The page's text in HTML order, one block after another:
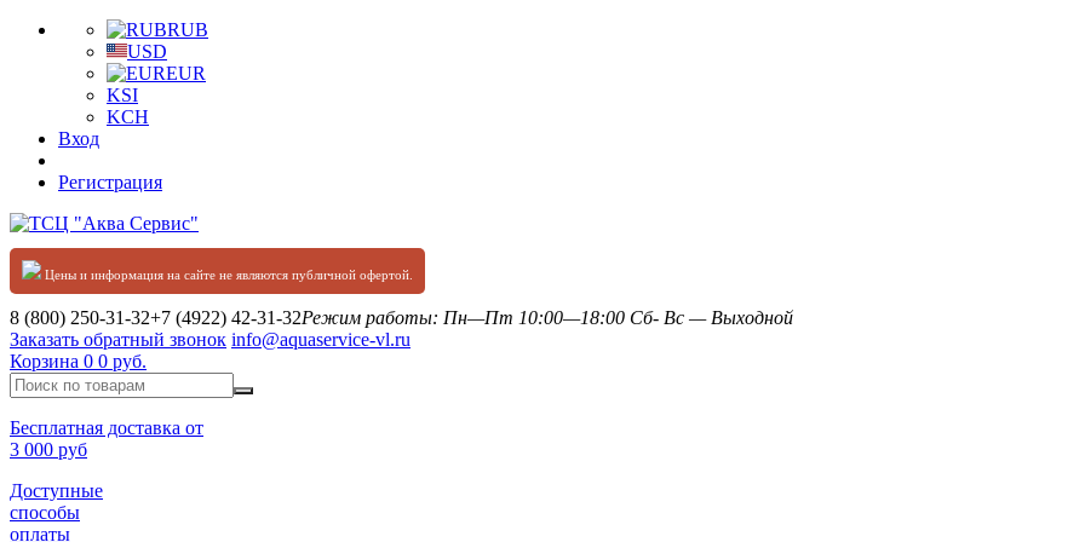
RUB
USD
EUR
KSI
KCH
Вход
Регистрация
Цены и информация на сайте не являются публичной офертой.
8 (800) 250-31-32+7 (4922) 42-31-32Режим работы: Пн—Пт 10:00—18:00 Сб- Вс — Выходной
Заказать обратный звонок info@aquaservice-vl.ru
Корзина 0 0 руб.
Бесплатная доставка от
3 000 руб
Доступные
способы
оплаты